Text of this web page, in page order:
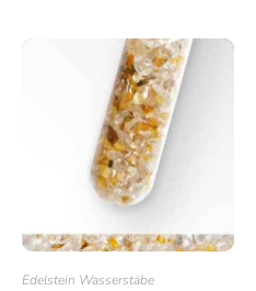
Edelstein Wasserstäbe